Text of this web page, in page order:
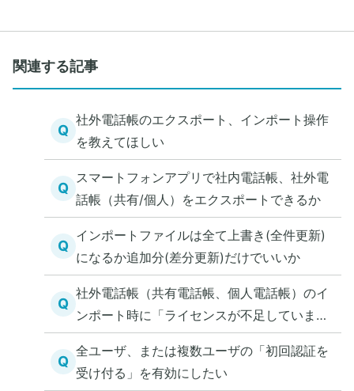
関連する記事
Q
社外電話帳のエクスポート、インポート操作
を教えてほしい
Q
スマートフォンアプリで社内電話帳、社外電
話帳（共有/個人）をエクスポートできるか
Q
インポートファイルは全て上書き(全件更新)
になるか追加分(差分更新)だけでいいか
Q
社外電話帳（共有電話帳、個人電話帳）のイ
ンポート時に「ライセンスが不足していま
す。」と表示された
Q
全ユーザ、または複数ユーザの「初回認証を
受け付る」を有効にしたい